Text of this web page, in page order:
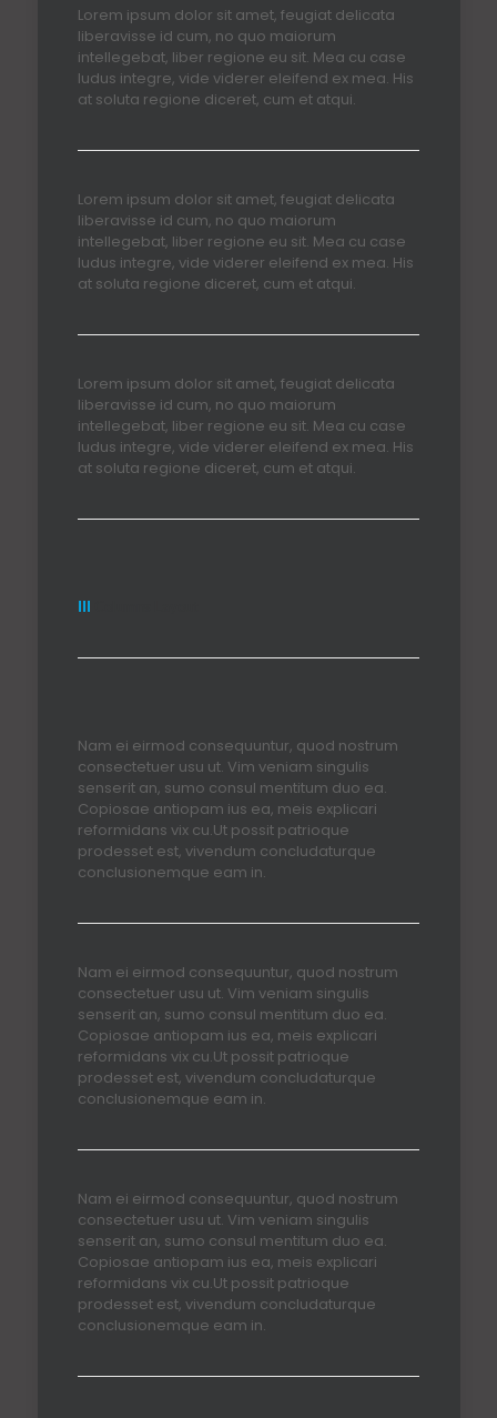
Lorem ipsum dolor sit amet, feugiat delicata
liberavisse id cum, no quo maiorum
intellegebat, liber regione eu sit. Mea cu case
ludus integre, vide viderer eleifend ex mea. His
at soluta regione diceret, cum et atqui.
Lorem ipsum dolor sit amet, feugiat delicata
liberavisse id cum, no quo maiorum
intellegebat, liber regione eu sit. Mea cu case
ludus integre, vide viderer eleifend ex mea. His
at soluta regione diceret, cum et atqui.
Lorem ipsum dolor sit amet, feugiat delicata
liberavisse id cum, no quo maiorum
intellegebat, liber regione eu sit. Mea cu case
ludus integre, vide viderer eleifend ex mea. His
at soluta regione diceret, cum et atqui.
III
Nam ei eirmod consequuntur, quod nostrum
consectetuer usu ut. Vim veniam singulis
senserit an, sumo consul mentitum duo ea.
Copiosae antiopam ius ea, meis explicari
reformidans vix cu.Ut possit patrioque
prodesset est, vivendum concludaturque
conclusionemque eam in.
Nam ei eirmod consequuntur, quod nostrum
consectetuer usu ut. Vim veniam singulis
senserit an, sumo consul mentitum duo ea.
Copiosae antiopam ius ea, meis explicari
reformidans vix cu.Ut possit patrioque
prodesset est, vivendum concludaturque
conclusionemque eam in.
Nam ei eirmod consequuntur, quod nostrum
consectetuer usu ut. Vim veniam singulis
senserit an, sumo consul mentitum duo ea.
Copiosae antiopam ius ea, meis explicari
reformidans vix cu.Ut possit patrioque
prodesset est, vivendum concludaturque
conclusionemque eam in.